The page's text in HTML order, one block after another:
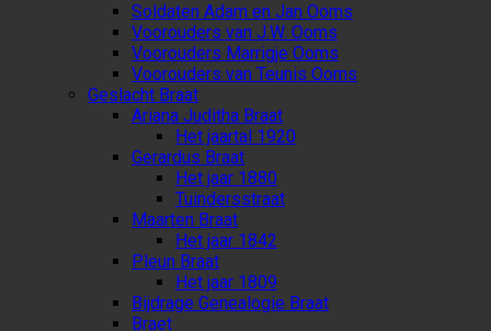
Soldaten Adam en Jan Ooms
Voorouders van J.W. Ooms
Voorouders Marrigje Ooms
Voorouders van Teunis Ooms
Geslacht Braat
Ariana Juditha Braat
Het jaartal 1920
Gerardus Braat
Het jaar 1880
Tuindersstraat
Maarten Braat
Het jaar 1842
Pleun Braat
Het jaar 1809
Bijdrage Genealogie Braat
Braet